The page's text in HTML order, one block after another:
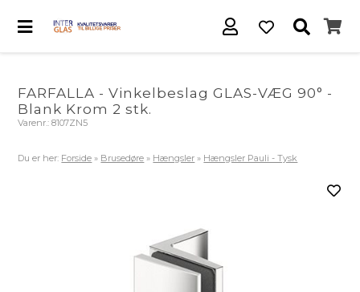
FARFALLA - Vinkelbeslag GLAS-VÆG 90° -
Blank Krom 2 stk.
Varenr.:8107ZN5
Du er her: Forside » Brusedøre » Hængsler » Hængsler Pauli - Tysk